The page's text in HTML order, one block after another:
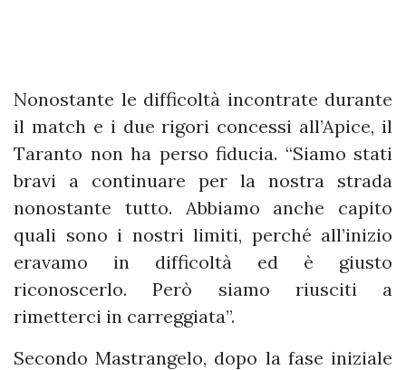
Nonostante le difficoltà incontrate durante
il match e i due rigori concessi all’Apice, il
Taranto non ha perso fiducia. “Siamo stati
bravi a continuare per la nostra strada
nonostante tutto. Abbiamo anche capito
quali sono i nostri limiti, perché all’inizio
eravamo in difficoltà ed è giusto
riconoscerlo. Però siamo riusciti a
rimetterci in carreggiata”.
Secondo Mastrangelo, dopo la fase iniziale